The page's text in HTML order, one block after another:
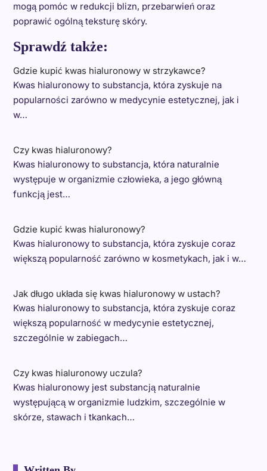
mogą pomóc w redukcji blizn, przebarwień oraz
poprawić ogólną teksturę skóry.
Sprawdź także:
Gdzie kupić kwas hialuronowy w strzykawce?
Kwas hialuronowy to substancja, która zyskuje na
popularności zarówno w medycynie estetycznej, jak i
w…
Czy kwas hialuronowy?
Kwas hialuronowy to substancja, która naturalnie
występuje w organizmie człowieka, a jego główną
funkcją jest…
Gdzie kupić kwas hialuronowy?
Kwas hialuronowy to substancja, która zyskuje coraz
większą popularność zarówno w kosmetykach, jak i w…
Jak długo układa się kwas hialuronowy w ustach?
Kwas hialuronowy to substancja, która zyskuje coraz
większą popularność w medycynie estetycznej,
szczególnie w zabiegach…
Czy kwas hialuronowy uczula?
Kwas hialuronowy jest substancją naturalnie
występującą w organizmie ludzkim, szczególnie w
skórze, stawach i tkankach…